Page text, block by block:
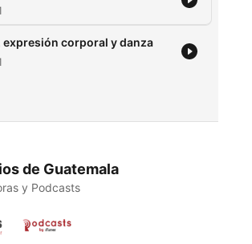
expresión corporal y danza
de Guatemala
y Podcasts